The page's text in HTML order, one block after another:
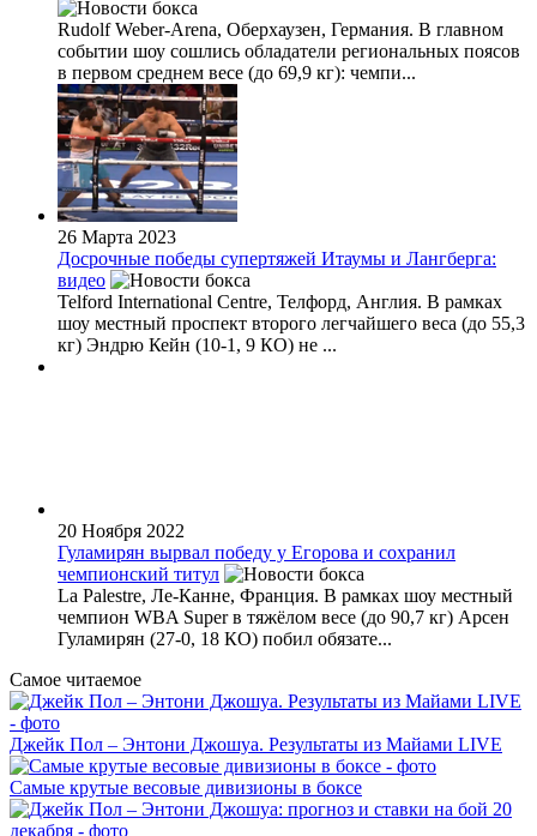
Rudolf Weber-Arena, Оберхаузен, Германия. В главном
событии шоу сошлись обладатели региональных поясов
в первом среднем весе (до 69,9 кг): чемпи...
26 Марта 2023
Досрочные победы супертяжей Итаумы и Лангберга:
видео
Telford International Centre, Телфорд, Англия. В рамках
шоу местный проспект второго легчайшего веса (до 55,3
кг) Эндрю Кейн (10-1, 9 КО) не ...
20 Ноября 2022
Гуламирян вырвал победу у Егорова и сохранил
чемпионский титул
La Palestre, Ле-Канне, Франция. В рамках шоу местный
чемпион WBA Super в тяжёлом весе (до 90,7 кг) Арсен
Гуламирян (27-0, 18 КО) побил обязате...
Самое читаемое
Джейк Пол – Энтони Джошуа. Результаты из Майами LIVE
Самые крутые весовые дивизионы в боксе